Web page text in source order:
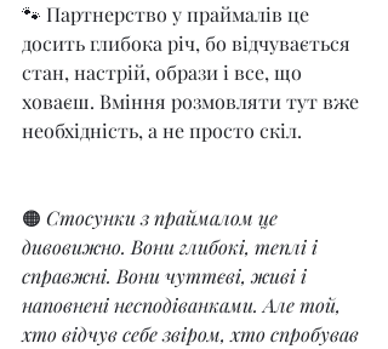
🐾 Партнерство у праймалів це
досить глибока річ, бо відчувається
стан, настрій, образи і все, що
ховаєш. Вміння розмовляти тут вже
необхідність, а не просто скіл.
🟠 Стосунки з праймалом це
дивовижно. Вони глибокі, теплі і
справжні. Вони чуттєві, живі і
наповнені несподіванками. Але той,
хто відчув себе звіром, хто спробував